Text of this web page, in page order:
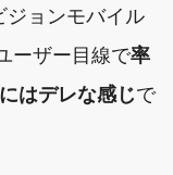
ジョンモバイル
ーザー目線で率
はデレな感じで